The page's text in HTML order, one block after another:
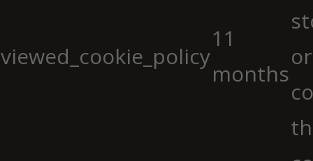
viewed_cookie_policy
11
months